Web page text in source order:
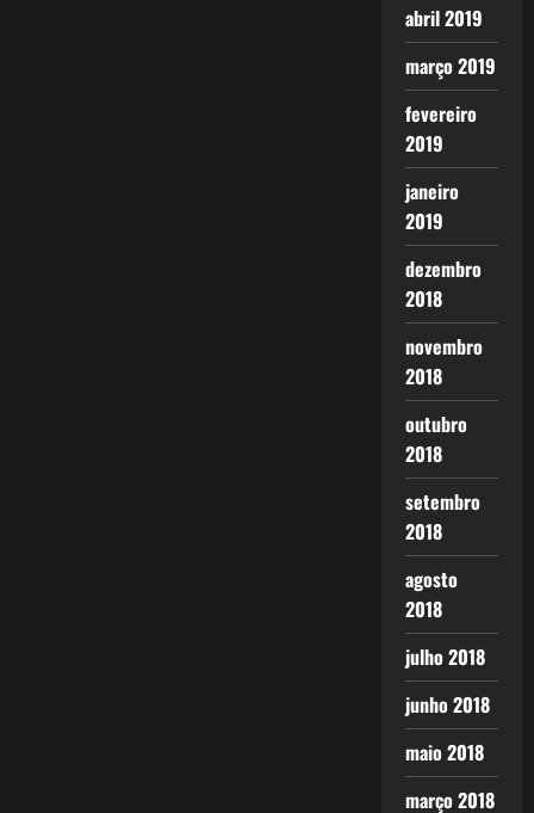
abril 2019
março 2019
fevereiro
2019
janeiro
2019
dezembro
2018
novembro
2018
outubro
2018
setembro
2018
agosto
2018
julho 2018
junho 2018
maio 2018
março 2018